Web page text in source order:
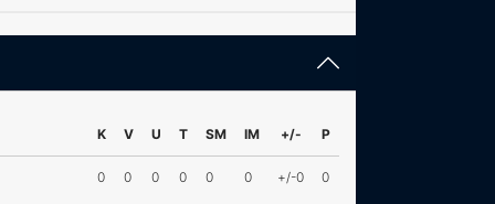
K V U T SM IM +/- P
0 0 0 0 0 0 +/-0 0